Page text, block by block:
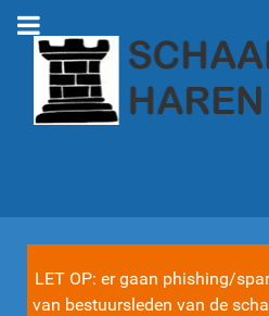
LET OP: er gaan phishing/
van bestuursleden van de